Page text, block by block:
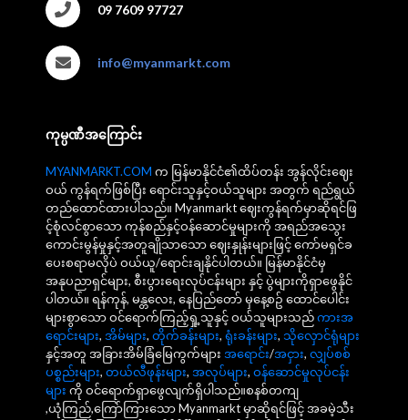
09 7609 97727
info@myanmarkt.com
ကုမ္ပဏီအကြောင်း
MYANMARKT.COM က မြန်မာနိုင်ငံ၏ထိပ်တန်း အွန်လိုင်းဈေး
ဝယ် ကွန်ရက်ဖြစ်ပြီး ရောင်းသူနှင့်ဝယ်သူများ အတွက် ရည်ရွယ်
တည်ထောင်ထားပါသည်။ Myanmarkt ဈေးကွန်ရက်မှာဆိုရင်ဖြ
င့်စုံလင်စွာသော ကုန်စည်နှင့်ဝန်ဆောင်မှုများကို အရည်အသွေး
ကောင်းမွန်မှုနှင့်အတူချိုသာသော ဈေးနှုန်းများဖြင့် ကော်မရှင်ခ
ပေးစရာမလိုပဲ ဝယ်ယူ/ရောင်းချနိုင်ပါတယ်။ မြန်မာနိုင်ငံမှ
အနုပညာရှင်များ, စီးပွားရေးလုပ်ငန်းများ နှင့် ပွဲများကိုရှာဖွေနိုင်
ပါတယ်။ ရန်ကုန်, မန္တလေး, နေပြည်တော် မှနေ့စဥ် ထောင်ပေါင်း
များစွာသော ဝင်ရောက်ကြည့်ရှု့သူနှင့် ဝယ်သူများသည်ကားအ
ရောင်းများ, အိမ်များ, တိုက်ခန်းများ, ရုံးခန်းများ, သိုလှောင်ရုံများ
နှင့်အတူ အခြားအိမ်ခြံမြေကွက်များ အရောင်း/အငှား, လျှပ်စစ်
ပစ္စည်းများ, တယ်လီဖုန်းများ, အလုပ်များ, ဝန်ဆောင်မှုလုပ်ငန်း
များ ကို ဝင်ရောက်ရှာဖွေလျက်ရှိပါသည်။စနစ်တကျ
,ယုံကြည်,ကြော်ကြားသော Myanmarkt မှာဆိုရင်ဖြင့် အခမဲ့သီး